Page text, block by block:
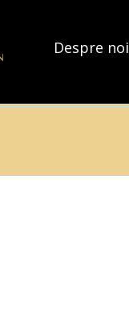
Despre noi